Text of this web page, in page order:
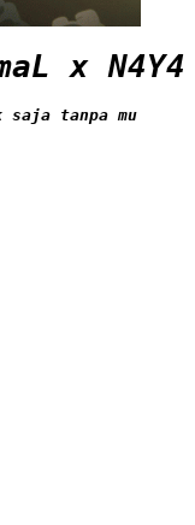
x N4Y4
tanpa mu